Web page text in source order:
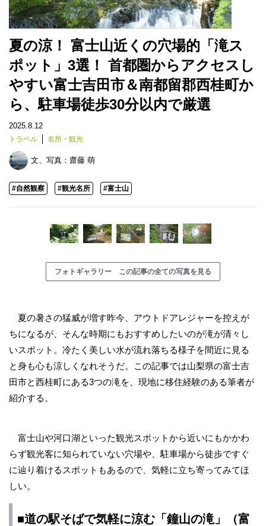
夏の涼！ 富士山近くの穴場的「滝ス
ポット」3選！ 首都圏からアクセスし
やすい富士吉田市＆南都留郡西桂町か
ら、駐車場徒歩30分以内で厳選
2025.8.12
トラベル 名所・観光
文、写真： 齋藤 萌
#自然観察 #観光名所 #富士山
フォトギャラリー この記事の全ての写真を見る
夏の暑さの猛威が増す昨今、アウトドアレジャーを控えが
ちになるが、そんな時期にもおすすめしたいのが滝が清々し
いスポット。冷たく美しい水が流れ落ちる様子を間近に見る
と身も心も涼しくなれそうだ。この記事では山梨県の富士吉
田市と西桂町にある3つの滝を、現地に移住経験のある筆者が
紹介する。
富士山や河口湖といった観光スポットから近いにもかかわ
らず観光客に知られていない穴場や、駐車場から徒歩ですぐ
に辿り着けるスポットもあるので、気軽に立ち寄ってみてほ
しい。
■道の駅そばで気軽に涼む「鐘山の滝」（富